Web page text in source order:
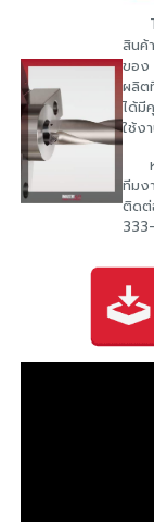
สินค้
ของ
ผลิต
ได้มี
ใช้ง
หา
ทีมง
ติดต่